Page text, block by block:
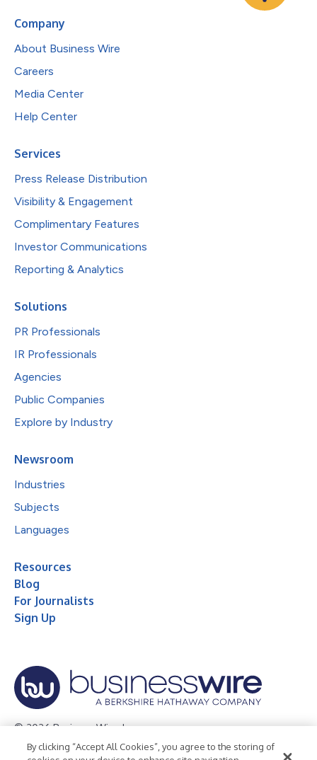
Company
About Business Wire
Careers
Media Center
Help Center
Services
Press Release Distribution
Visibility & Engagement
Complimentary Features
Investor Communications
Reporting & Analytics
Solutions
PR Professionals
IR Professionals
Agencies
Public Companies
Explore by Industry
Newsroom
Industries
Subjects
Languages
Resources
Blog
For Journalists
Sign Up
© 2026 Business Wire, Inc.
Privacy Policy Cookie Policy Accessibility Statement
By clicking “Accept All Cookies”, you agree to the storing of